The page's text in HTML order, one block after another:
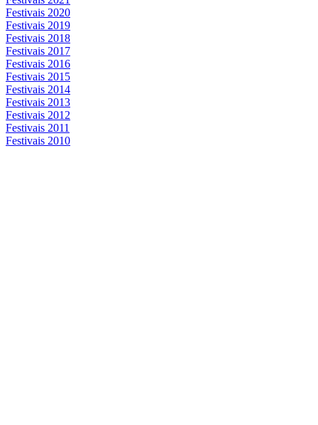
Festivais 2020
Festivais 2019
Festivais 2018
Festivais 2017
Festivais 2016
Festivais 2015
Festivais 2014
Festivais 2013
Festivais 2012
Festivais 2011
Festivais 2010